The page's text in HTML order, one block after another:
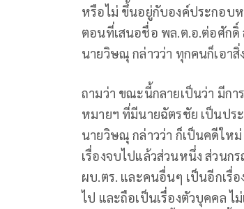
หรือไม่ ขึ้นอยู่กับองค์ประกอบ
ตอนที่เสนอชื่อ พล.ต.อ.ต่อศักดิ์
นายวิษณุ กล่าวว่า ทุกคนก็เอา
ถามว่า ขณะนี้กลายเป็นว่า มีก
หมายฯ ที่มีนายฉัตรชัย เป็นปร
นายวิษณุ กล่าวว่า ก็เป็นคดีให
เรื่องจบไปแล้วส่วนหนึ่ง ส่วนก
ผบ.ตร. และคนอื่นๆ เป็นอีกเรื่
ไป และถือเป็นเรื่องตัวบุคคล ไ